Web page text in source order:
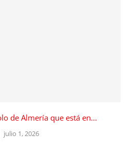
de Almería que está en...
julio 1, 2026